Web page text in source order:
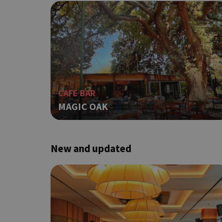
CAFE BAR
MAGIC OAK
New and updated
Τα απολύτως
ιστότοπος δεν μπορεί
Ονοματεπώνυμο
G_ENABLED_IDPS
PHPSESSID
G_ENABLED_IDPS
takeOverCookie